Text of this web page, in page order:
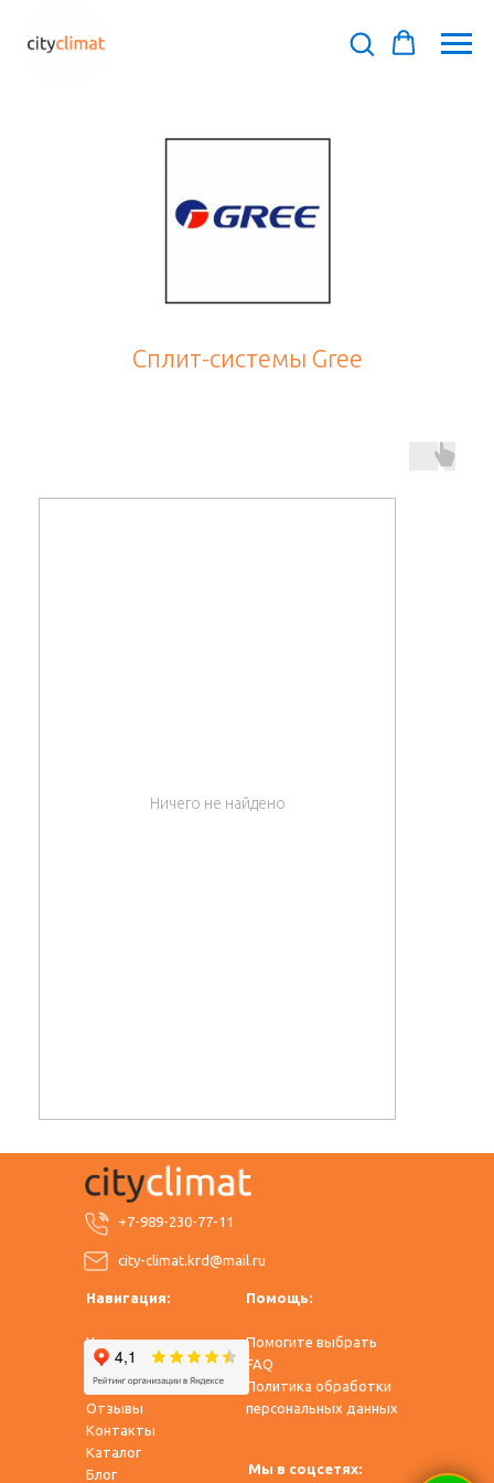
Сплит-системы Gree
Ничего не найдено
Навигация:
Услуги
Оплата и доставка
О нас
Отзывы
Контакты
Каталог
​Блог
city-climat.krd@mail.ru
+7-989-230-77-11
Помощь:
Помогите выбрать
FAQ
Политика обработки
персональных данных
Мы в соцсетях: